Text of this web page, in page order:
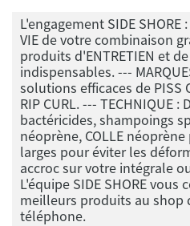
L'engagement SIDE SHORE
VIE de votre combinaison
produits d'ENTRETIEN et de
indispensables. ---
solutions efficaces de PISS
RIP CURL. --- TECHNIQUE :
bactéricides, shampoings
néoprène, COLLE
larges pour éviter les
accroc sur votre intégrale
L'équipe SIDE SHORE vous
meilleurs produits au shop
téléphone.